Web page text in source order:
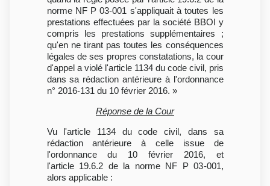
norme NF P 03-001 s'appliquait à toutes les
prestations effectuées par la société BBOI y
compris les prestations supplémentaires ;
qu'en ne tirant pas toutes les conséquences
légales de ses propres constatations, la cour
d'appel a violé l'article 1134 du code civil, pris
dans sa rédaction antérieure à l'ordonnance
n° 2016-131 du 10 février 2016. »
Réponse de la Cour
Vu l'article 1134 du code civil, dans sa
rédaction antérieure à celle issue de
l'ordonnance du 10 février 2016, et
l'article 19.6.2 de la norme NF P 03-001,
alors applicable :